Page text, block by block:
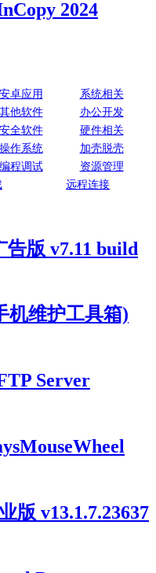
2024
安卓应用
系统相关
其他软件
办公开发
安全软件
硬件相关
操作系统
加壳脱壳
编程调试
资源管理
远程连接
版 v7.11 build
机维护工具箱)
Server
版 v13.1.7.23637